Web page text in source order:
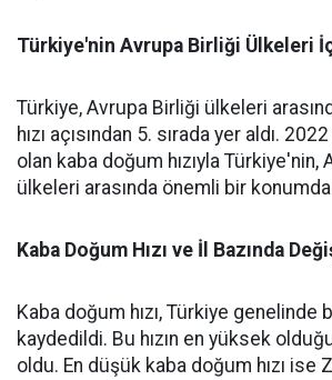
Türkiye'nin Avrupa Birliği Ülkeleri
Türkiye, Avrupa Birliği ülkeleri
hızı açısından 5. sırada yer aldı.
olan kaba doğum hızıyla Türkiye'nin,
ülkeleri arasında önemli bir
Kaba Doğum Hızı ve İl Bazında
Kaba doğum hızı, Türkiye genelinde
kaydedildi. Bu hızın en yüksek
oldu. En düşük kaba doğum hızı ise